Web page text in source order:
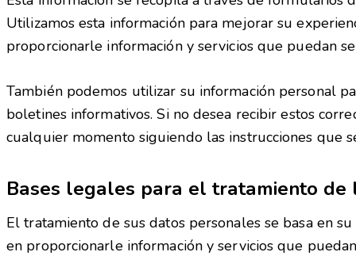
Utilizamos esta información para mejorar su
proporcionarle información y servicios que puedan
También podemos utilizar su información personal
boletines informativos. Si no desea recibir estos
cualquier momento siguiendo las instrucciones que
Bases legales para el tratamiento de
El tratamiento de sus datos personales se basa en
en proporcionarle información y servicios que